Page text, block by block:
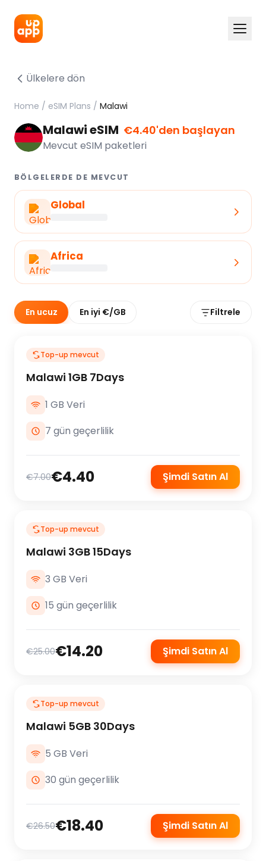
Ülkelere dön
Home / eSIM Plans / Malawi
Malawi eSIM €4.40'den başlayan
Mevcut eSIM paketleri
BÖLGELERDE DE MEVCUT
Global
Africa
En ucuz En iyi €/GB Filtrele
Top-up mevcut
Malawi 1GB 7Days
1 GB Veri
7 gün geçerlilik
€7.00€4.40 Şimdi Satın Al
Top-up mevcut
Malawi 3GB 15Days
3 GB Veri
15 gün geçerlilik
€25.00€14.20 Şimdi Satın Al
Top-up mevcut
Malawi 5GB 30Days
5 GB Veri
30 gün geçerlilik
€26.50€18.40 Şimdi Satın Al